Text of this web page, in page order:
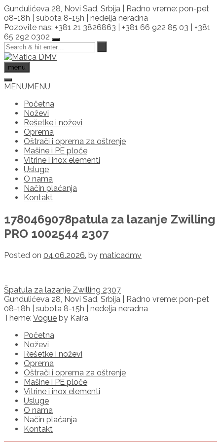
Skip
to
content
Gundulićeva 28, Novi Sad, Srbija | Radno vreme: pon-pet
08-18h | subota 8-15h | nedelja neradna
Pozovite nas: +381 21 3826863 | +381 66 922 85 03 | +381
65 292 0302
menu
MENUMENU
Početna
Noževi
Rešetke i noževi
Oprema
Oštrači i oprema za oštrenje
Mašine i PE ploče
Vitrine i inox elementi
Usluge
O nama
Način plaćanja
Kontakt
1780469078patula za lazanje Zwilling
PRO 1002544 2307
Posted on 04.06.2026. by maticadmv
Post
navigation
Špatula za lazanje Zwilling 2307
Gundulićeva 28, Novi Sad, Srbija | Radno vreme: pon-pet
08-18h | subota 8-15h | nedelja neradna
Theme: Vogue by Kaira
Početna
Noževi
Rešetke i noževi
Oprema
Oštrači i oprema za oštrenje
Mašine i PE ploče
Vitrine i inox elementi
Usluge
O nama
Način plaćanja
Kontakt